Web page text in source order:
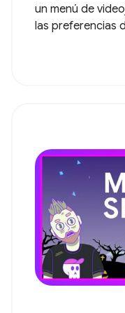
un menú de
las preferencias